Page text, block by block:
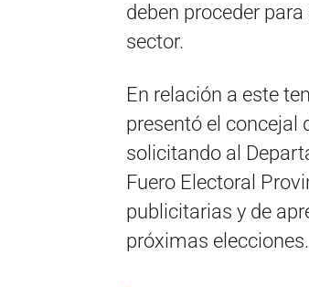
deben proceder
sector.
En relación a este
presentó el concejal
solicitando al
Fuero Electoral
publicitarias y de
próximas elecciones.